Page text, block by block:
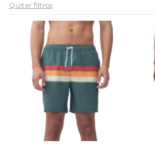
Quitar filtros